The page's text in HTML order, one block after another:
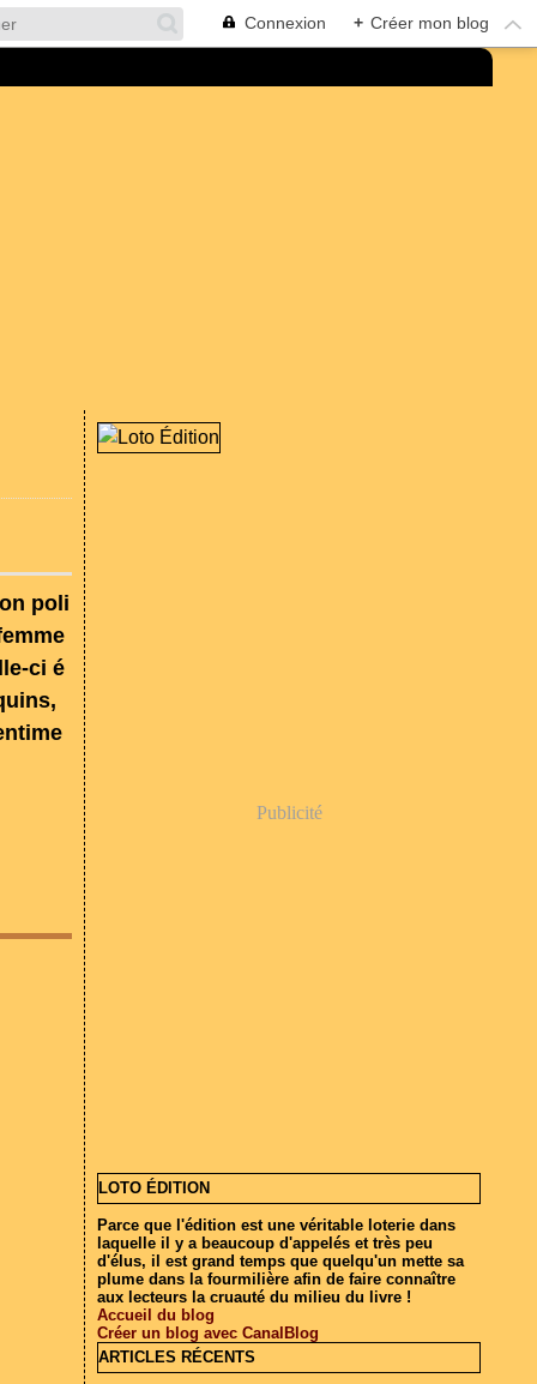
Connexion + Créer mon blog
poli
ci é
Publicité
LOTO ÉDITION
Parce que l'édition est une véritable loterie dans
laquelle il y a beaucoup d'appelés et très peu
d'élus, il est grand temps que quelqu'un mette sa
plume dans la fourmilière afin de faire connaître
aux lecteurs la cruauté du milieu du livre !
Accueil du blog
Créer un blog avec CanalBlog
ARTICLES RÉCENTS